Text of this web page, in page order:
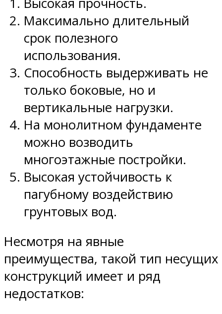
Максимально длительный
срок полезного
использования.
Способность выдерживать не
только боковые, но и
вертикальные нагрузки.
На монолитном фундаменте
можно возводить
многоэтажные постройки.
Высокая устойчивость к
пагубному воздействию
грунтовых вод.
Несмотря на явные
преимущества, такой тип несущих
конструкций имеет и ряд
недостатков: